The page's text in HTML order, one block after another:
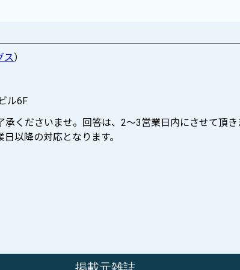
ス）
ル6F
くださいませ。回答は、2〜3営業日内にさせて頂き
以降の対応となります。